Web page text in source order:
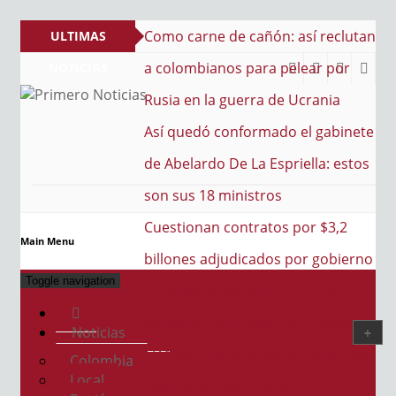
ULTIMAS
cañón: así reclutan
de Ucrania
en La Guajira
su talento: la
a una nueva
artistas
PRIMERO NOTICIAS
El mejor portal web de noticias de Barranquilla
Main Menu
Toggle navigation
Noticias
Colombia
Local